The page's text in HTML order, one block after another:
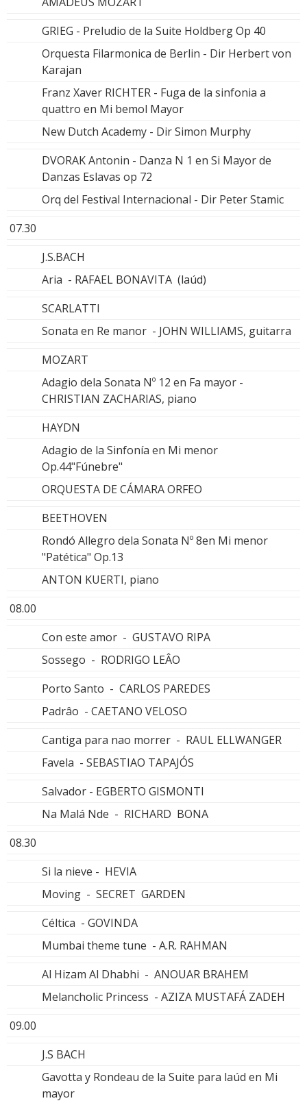
GRIEG - Preludio de la Suite Holdberg Op 40
Orquesta Filarmonica de Berlin - Dir Herbert von
Karajan
Franz Xaver RICHTER - Fuga de la sinfonia a
quattro en Mi bemol Mayor
New Dutch Academy - Dir Simon Murphy
DVORAK Antonin - Danza N 1 en Si Mayor de
Danzas Eslavas op 72
Orq del Festival Internacional - Dir Peter Stamic
07.30
J.S.BACH
Aria - RAFAEL BONAVITA (laúd)
SCARLATTI
Sonata en Re manor - JOHN WILLIAMS, guitarra
MOZART
Adagio dela Sonata Nº 12 en Fa mayor -
CHRISTIAN ZACHARIAS, piano
HAYDN
Adagio de la Sinfonía en Mi menor
Op.44"Fúnebre"
ORQUESTA DE CÁMARA ORFEO
BEETHOVEN
Rondó Allegro dela Sonata Nº 8en Mi menor
"Patética" Op.13
ANTON KUERTI, piano
08.00
Con este amor - GUSTAVO RIPA
Sossego - RODRIGO LEÂO
Porto Santo - CARLOS PAREDES
Padrâo - CAETANO VELOSO
Cantiga para nao morrer - RAUL ELLWANGER
Favela - SEBASTIAO TAPAJÓS
Salvador - EGBERTO GISMONTI
Na Malá Nde - RICHARD BONA
08.30
Si la nieve - HEVIA
Moving - SECRET GARDEN
Céltica - GOVINDA
Mumbai theme tune - A.R. RAHMAN
Al Hizam Al Dhabhi - ANOUAR BRAHEM
Melancholic Princess - AZIZA MUSTAFÁ ZADEH
09.00
J.S BACH
Gavotta y Rondeau de la Suite para laúd en Mi
mayor